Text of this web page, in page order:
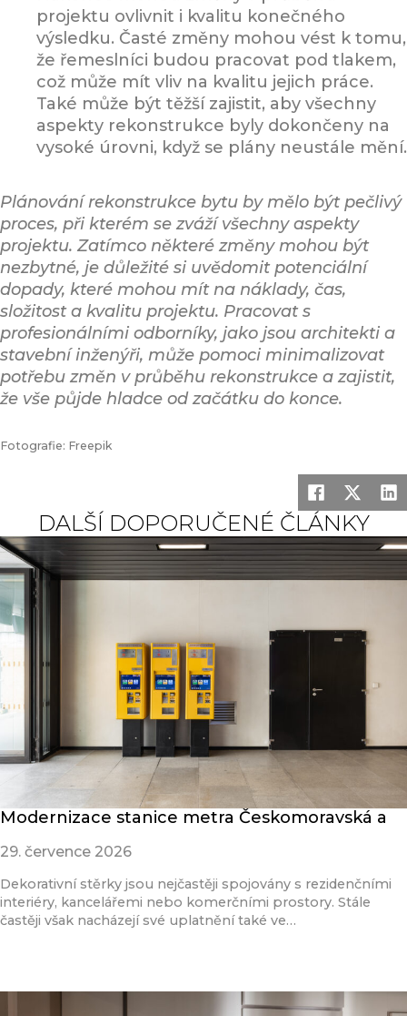
projektu ovlivnit i kvalitu konečného
výsledku. Časté změny mohou vést k tomu,
že řemeslníci budou pracovat pod tlakem,
což může mít vliv na kvalitu jejich práce.
Také může být těžší zajistit, aby všechny
aspekty rekonstrukce byly dokončeny na
vysoké úrovni, když se plány neustále mění.
Plánování rekonstrukce bytu by mělo být pečlivý
proces, při kterém se zváží všechny aspekty
projektu. Zatímco některé změny mohou být
nezbytné, je důležité si uvědomit potenciální
dopady, které mohou mít na náklady, čas,
složitost a kvalitu projektu. Pracovat s
profesionálními odborníky, jako jsou architekti a
stavební inženýři, může pomoci minimalizovat
potřebu změn v průběhu rekonstrukce a zajistit,
že vše půjde hladce od začátku do konce.
Fotografie: Freepik
DALŠÍ DOPORUČENÉ ČLÁNKY
Modernizace stanice metra Českomoravská a
29. července 2026
Dekorativní stěrky jsou nejčastěji spojovány s rezidenčními
interiéry, kancelářemi nebo komerčními prostory. Stále
častěji však nacházejí své uplatnění také ve…